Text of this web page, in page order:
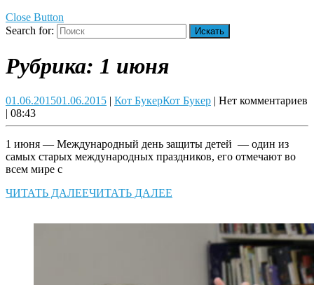
Close Button
Search for:
Рубрика: 1 июня
01.06.201501.06.2015 | Кот БукерКот Букер | Нет комментариев
| 08:43
1 июня — Международный день защиты детей — один из
самых старых международных праздников, его отмечают во
всем мире с
ЧИТАТЬ ДАЛЕЕЧИТАТЬ ДАЛЕЕ